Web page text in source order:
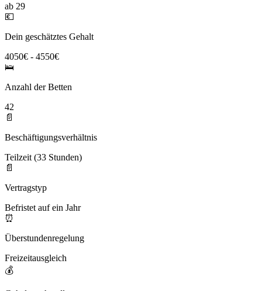
ab 29
💶
Dein geschätztes Gehalt
4050€ - 4550€
🛌
Anzahl der Betten
42
📄
Beschäftigungsverhältnis
Teilzeit (33 Stunden)
📄
Vertragstyp
Befristet auf ein Jahr
⏰
Überstundenregelung
Freizeitausgleich
💰